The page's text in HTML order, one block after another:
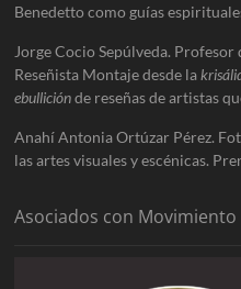
Benedetto como guías
Jorge Cocio Sepúlveda.
Reseñista Montaje desde la
ebulliciónde reseñas de artistas
Anahí Antonia Ortúzar Pérez.
las artes visuales y escénicas.
Asociados con